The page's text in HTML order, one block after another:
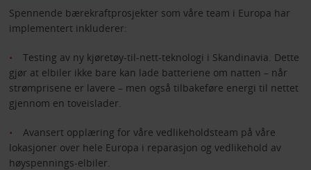
Spennende bærekraftprosjekter som våre team i Europa har
implementert inkluderer:
Testing av ny kjøretøy-til-nett-teknologi i Skandinavia. Dette
gjør at elbiler ikke bare kan lade batteriene om natten – når
strømprisene er lavere – men også tilbakeføre energi til nettet
gjennom en toveislader.
Avansert opplæring for våre vedlikeholdsteam på våre
lokasjoner over hele Europa i reparasjon og vedlikehold av
høyspennings-elbiler.